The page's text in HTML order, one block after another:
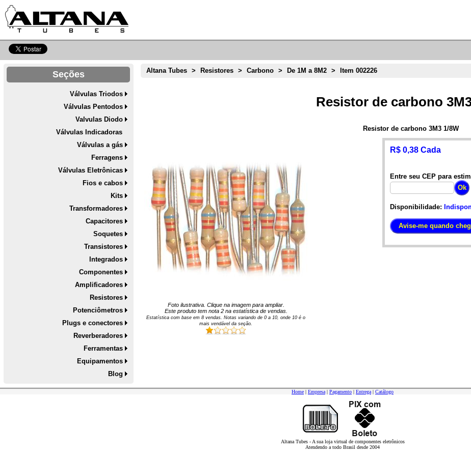
Seções
Válvulas Triodos
Válvulas Pentodos
Valvulas Diodo
Válvulas Indicadoras
Válvulas a gás
Ferragens
Válvulas Eletrônicas
Fios e cabos
Kits
Transformadores
Capacitores
Soquetes
Transistores
Integrados
Componentes
Amplificadores
Resistores
Potenciômetros
Plugs e conectores
Reverberadores
Ferramentas
Equipamentos
Blog
Altana Tubes > Resistores > Carbono > De 1M a 8M2 > Item 002226
Resistor de carbono
Resistor de carbono 3M3 1/8W
Foto ilustrativa. Clique na imagem para ampliar.
Este produto tem nota 2na estatística de vendas.
Estatística com base em8 vendas. Notas variando de0 a 10 , onde 10 é o
mais vendável da seção.
R$ 0,38 Cada
Entre seu CEP para
Disponibilidade:
Home | Empresa | Pagamento | Entrega | Catálogo
Altana Tubes - A sua loja virtual de componentes eletrônicos
Atendendo a todo Brasil desde 2004